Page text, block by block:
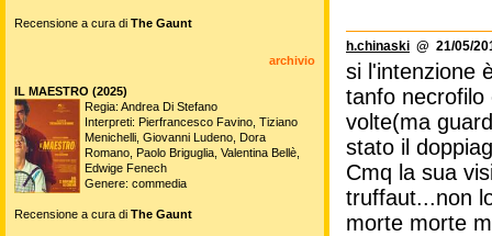
h.chinaski @ 21/05/
si l'intenzione
tanfo necrofilo
volte(ma
stato il
Cmq la sua
truffaut...non
morte morte
Recensione a cura di The Gaunt
archivio
IL MAESTRO (2025)
Regia: Andrea Di Stefano
Interpreti: Pierfrancesco Favino, Tiziano
Menichelli, Giovanni Ludeno, Dora
Romano, Paolo Briguglia, Valentina Bellè,
Edwige Fenech
Genere: commedia
Recensione a cura di The Gaunt